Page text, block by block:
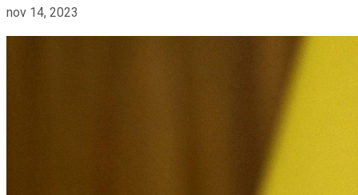
nov 14, 2023